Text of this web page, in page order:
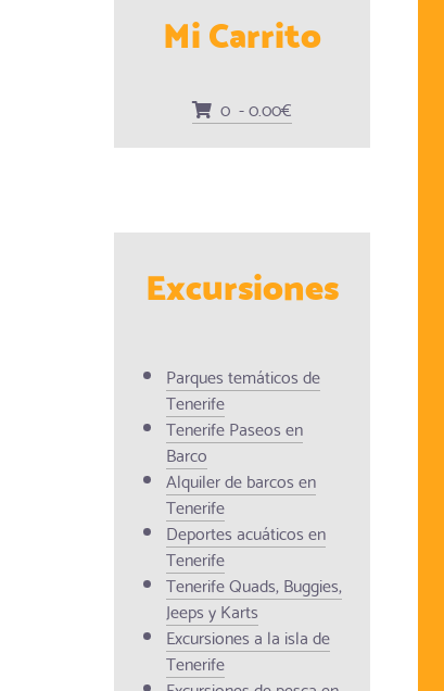
Mi Carrito
0 - 0.00€
Excursiones
Parques temáticos de
Tenerife
Tenerife Paseos en
Barco
Alquiler de barcos en
Tenerife
Deportes acuáticos en
Tenerife
Tenerife Quads, Buggies,
Jeeps y Karts
Excursiones a la isla de
Tenerife